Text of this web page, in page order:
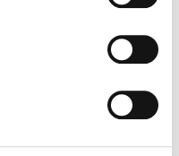
ieder recht op